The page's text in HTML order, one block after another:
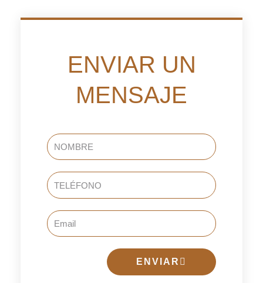
ENVIAR UN
MENSAJE
NOMBRE
TELÉFONO
Email
ENVIAR